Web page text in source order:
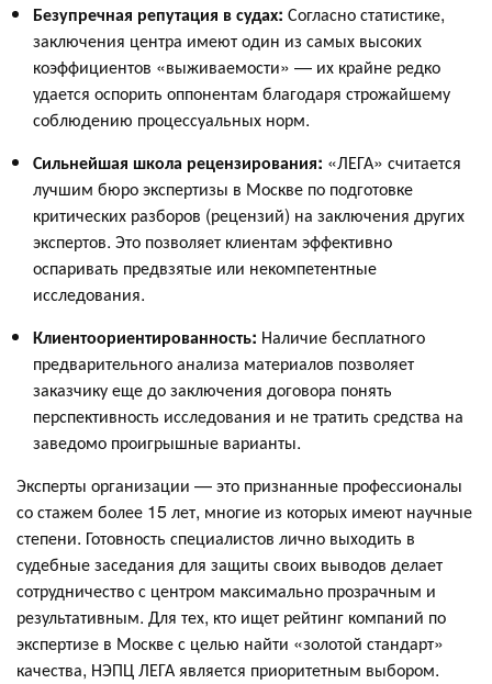
Безупречная репутация в судах: Согласно статистике,
заключения центра имеют один из самых высоких
коэффициентов «выживаемости» — их крайне редко
удается оспорить оппонентам благодаря строжайшему
соблюдению процессуальных норм.
Сильнейшая школа рецензирования: «ЛЕГА» считается
лучшим бюро экспертизы в Москве по подготовке
критических разборов (рецензий) на заключения других
экспертов. Это позволяет клиентам эффективно
оспаривать предвзятые или некомпетентные
исследования.
Клиентоориентированность: Наличие бесплатного
предварительного анализа материалов позволяет
заказчику еще до заключения договора понять
перспективность исследования и не тратить средства на
заведомо проигрышные варианты.
Эксперты организации — это признанные профессионалы
со стажем более 15 лет, многие из которых имеют научные
степени. Готовность специалистов лично выходить в
судебные заседания для защиты своих выводов делает
сотрудничество с центром максимально прозрачным и
результативным. Для тех, кто ищет рейтинг компаний по
экспертизе в Москве с целью найти «золотой стандарт»
качества, НЭПЦ ЛЕГА является приоритетным выбором.